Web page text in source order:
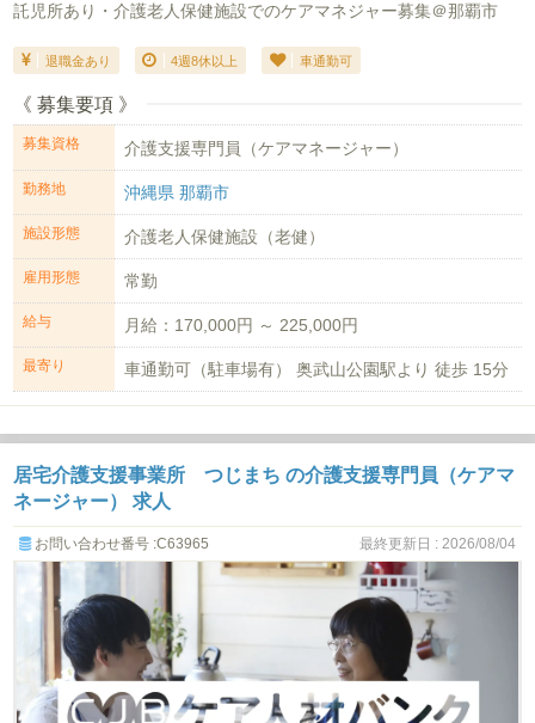
託児所あり・介護老人保健施設でのケアマネジャー募集＠那覇市
退職金あり 4週8休以上 車通勤可
《 募集要項 》
募集資格 介護支援専門員（ケアマネージャー）
勤務地 沖縄県 那覇市
施設形態 介護老人保健施設（老健）
雇用形態 常勤
給与 月給：170,000円 ～ 225,000円
最寄り 車通勤可（駐車場有） 奥武山公園駅より 徒歩 15分
居宅介護支援事業所 つじまち の介護支援専門員（ケアマ
ネージャー） 求人
お問い合わせ番号 :C63965 最終更新日 : 2026/08/04